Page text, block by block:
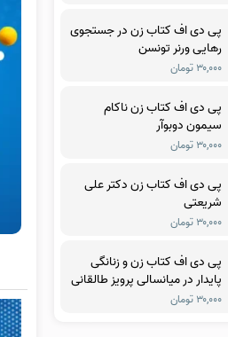
پی دی اف کتاب زن در جستجوی
رهایی ورنر تونسن
۳۰,۰۰۰ تومان
پی دی اف کتاب زن ناکام
سیمون دوبوآر
۳۰,۰۰۰ تومان
پی دی اف کتاب زن دکتر علی
شریعتی
۳۰,۰۰۰ تومان
پی دی اف کتاب زن و زنانگی
پایدار در میانسالی پرویز طالقانی
۳۰,۰۰۰ تومان